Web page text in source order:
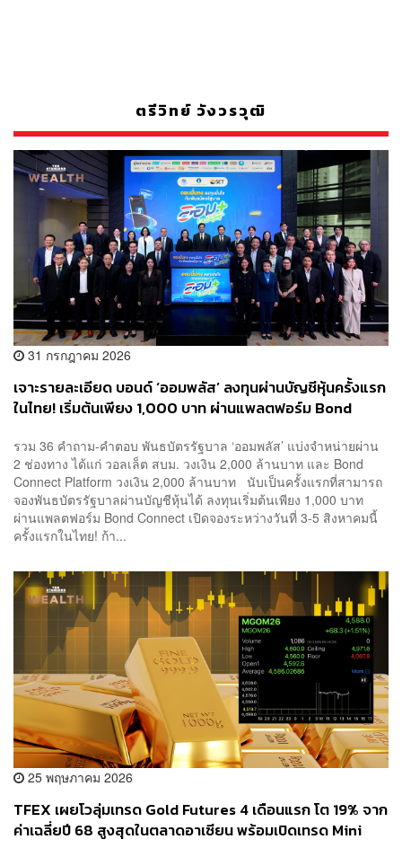
ตรีวิทย์ วังวรวุฒิ
31 กรกฎาคม 2026
เจาะรายละเอียด บอนด์ ‘ออมพลัส’ ลงทุนผ่านบัญชีหุ้นครั้งแรก
ในไทย! เริ่มต้นเพียง 1,000 บาท ผ่านแพลตฟอร์ม Bond
รวม 36 คำถาม-คำตอบ พันธบัตรรัฐบาล ‘ออมพลัส’ แบ่งจำหน่ายผ่าน
2 ช่องทาง ได้แก่ วอลเล็ต สบม. วงเงิน 2,000 ล้านบาท และ Bond
Connect Platform วงเงิน 2,000 ล้านบาท นับเป็นครั้งแรกที่สามารถ
จองพันธบัตรรัฐบาลผ่านบัญชีหุ้นได้ ลงทุนเริ่มต้นเพียง 1,000 บาท
ผ่านแพลตฟอร์ม Bond Connect เปิดจองระหว่างวันที่ 3-5 สิงหาคมนี้
ครั้งแรกในไทย! ก้า...
25 พฤษภาคม 2026
TFEX เผยโวลุ่มเทรด Gold Futures 4 เดือนแรก โต 19% จาก
ค่าเฉลี่ยปี 68 สูงสุดในตลาดอาเซียน พร้อมเปิดเทรด Mini